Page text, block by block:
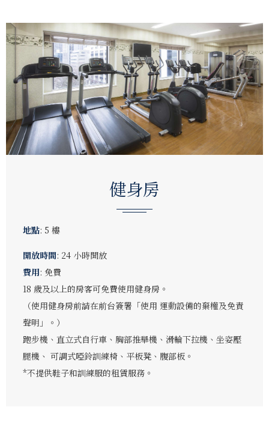
健身房
地點: 5 樓
開放時間: 24 小時開放
費用: 免費
18 歲及以上的房客可免費使用健身房。
（使用健身房前請在前台簽署「使用 運動設備的棄權及免責
聲明」。）
跑步機、直立式自行車、胸部推舉機、滑輪下拉機、坐姿壓
腿機、 可調式啞鈴訓練椅、平板凳、腹部板。
*不提供鞋子和訓練服的租賃服務。